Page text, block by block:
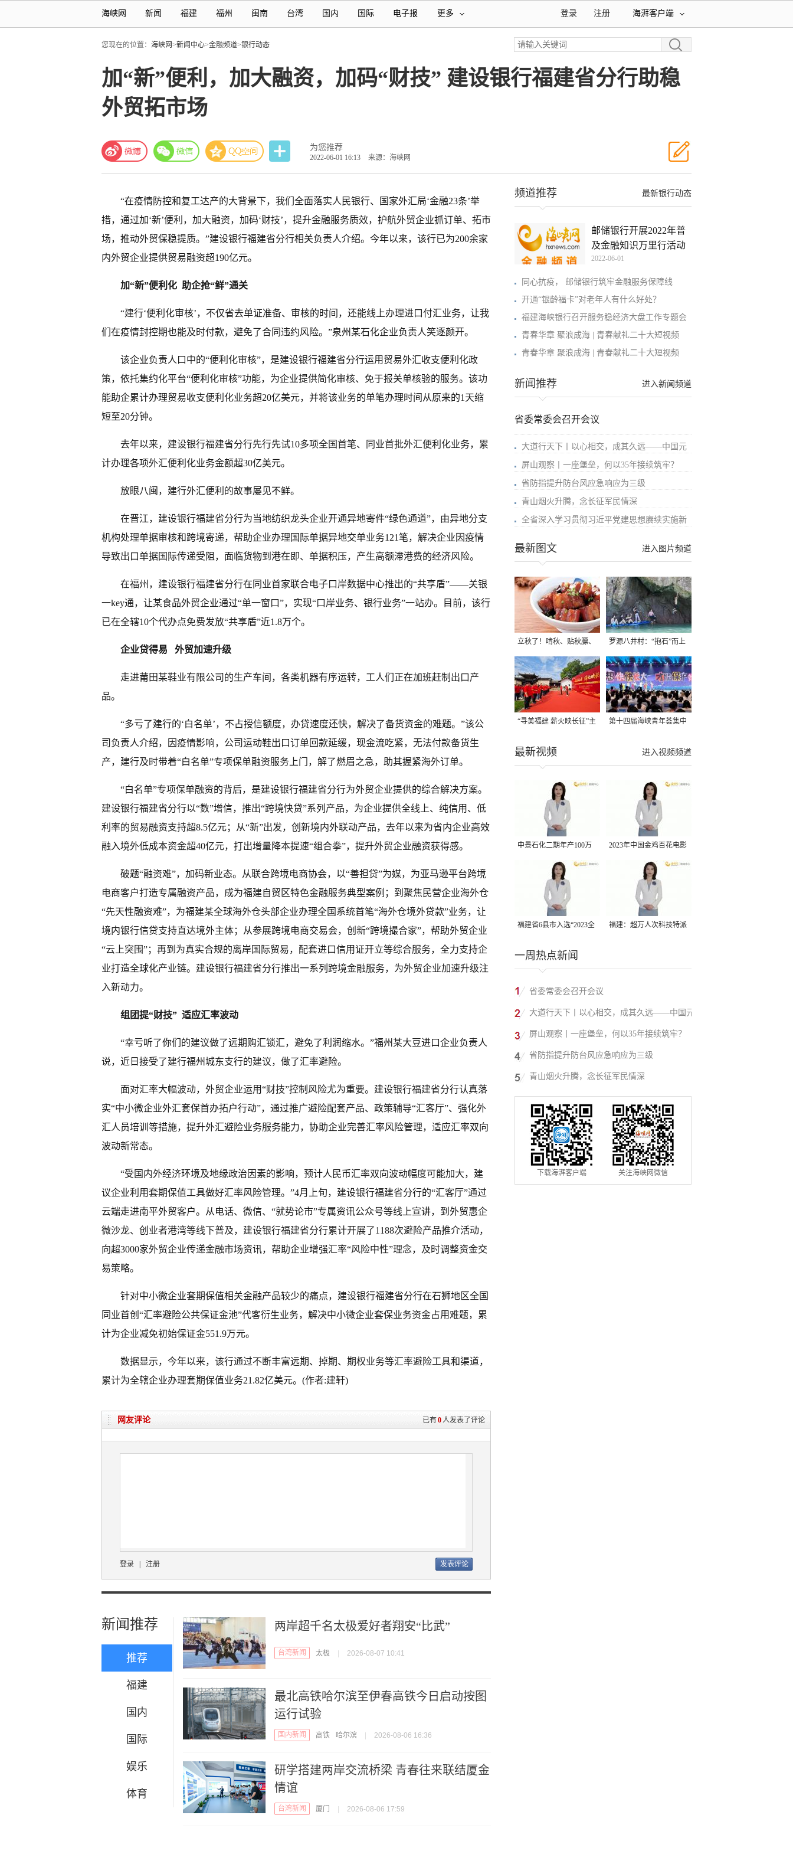
海峡网 新闻 福建 福州 闽南 台湾 国内 国际 电子报 更多 海湃客户端
注册
登录
您现在的位置： 海峡网>新闻中心>金融频道>银行动态
加“新”便利，加大融资，加码“财技” 建设银行福建省分行助稳
外贸拓市场
为您推荐
2022-06-01 16:13 来源：海峡网
“在疫情防控和复工达产的大背景下，我们全面落实人民银行、国家外汇局‘金融23条’举
措，通过加‘新’便利，加大融资，加码‘财技’，提升金融服务质效，护航外贸企业抓订单、拓市
场，推动外贸保稳提质。”建设银行福建省分行相关负责人介绍。今年以来，该行已为200余家
内外贸企业提供贸易融资超190亿元。
加“新”便利化 助企抢“鲜”通关
“建行‘便利化审核’，不仅省去单证准备、审核的时间，还能线上办理进口付汇业务，让我
们在疫情封控期也能及时付款，避免了合同违约风险。”泉州 某石化企业负责人笑逐颜开。
该企业负责人口中的“便利化审核”，是建设银行福建省分行运用贸易外汇收支便利化政
策，依托集约化平台“便利化审核”功能，为企业提供简化审核、免于报关单核验的服务。该功
能助企累计办理贸易收支便利化业务超20亿美元，并将该业务的单笔办理时间从原来的1天缩
短至20分钟。
去年以来，建设银行福建省分行先行先试10多项全国首笔、同业首批外汇便利化业务，累
计办理各项外汇便利化业务金额超30亿美元。
放眼八闽，建行外汇便利的故事屡见不鲜。
在晋江，建设银行福建省分行为当地纺织龙头企业开通异地寄件“绿色通道”，由异地分支
机构处理单据审核和跨境寄递，帮助企业办理国际单据异地交单业务121笔，解决企业因疫情
导致出口单据国际传递受阻，面临货物到港在即、单据积压，产生高额滞港费的经济风险。
在福州 ，建设银行福建省分行在同业首家联合电子口岸数据中心推出的“共享盾”——关银
一key通，让某食品外贸企业通过“单一窗口”，实现“口岸业务、银行业务”一站办。目前，该行
已在全辖10个代办点免费发放“共享盾”近1.8万个。
企业贷得易 外贸加速升级
走进莆田某鞋业有限公司的生产车间，各类机器有序运转，工人们正在加班赶制出口产
品。
“多亏了建行的‘白名单’，不占授信额度，办贷速度还快，解决了备货资金的难题。”该公
司负责人介绍，因疫情影响，公司运动鞋出口订单回款延缓，现金流吃紧，无法付款备货生
产，建行及时带着“白名单”专项保单融资服务上门，解了燃眉之急，助其握紧海外订单。
“白名单”专项保单融资的背后，是建设银行福建省分行为外贸企业提供的综合解决方案。
建设银行福建省分行以“数”增信，推出“跨境快贷”系列产品，为企业提供全线上、纯信用、低
利率的贸易融资支持超8.5亿元；从“新”出发，创新境内外联动产品，去年以来为省内企业高效
融入境外低成本资金超40亿元，打出增量降本提速“组合拳”，提升外贸企业融资获得感。
破题“融资难”，加码新业态。从联合跨境电商协会，以“善担贷”为媒，为亚马逊平台跨境
电商客户打造专属融资产品，成为福建自贸区特色金融服务典型案例；到聚焦民营企业海外仓
“先天性融资难”，为福建某全球海外仓头部企业办理全国系统首笔“海外仓境外贷款”业务，让
境内银行信贷支持直达境外主体；从参展跨境电商交易会，创新“跨境撮合家”，帮助外贸企业
“云上突围”；再到为真实合规的离岸国际贸易，配套进口信用证开立等综合服务，全力支持企
业打造全球化产业链。建设银行福建省分行推出一系列跨境金融服务，为外贸企业加速升级注
入新动力。
组团提“财技” 适应汇率波动
“幸亏听了你们的建议做了远期购汇锁汇，避免了利润缩水。”福州某大豆进口企业负责人
说，近日接受了建行福州城东支行的建议，做了汇率避险。
面对汇率大幅波动，外贸企业运用“财技”控制风险尤为重要。建设银行福建省分行认真落
实“中小微企业外汇套保首办拓户行动”，通过推广避险配套产品、政策辅导“汇客厅”、强化外
汇人员培训等措施，提升外汇避险业务服务能力，协助企业完善汇率风险管理，适应汇率双向
波动新常态。
“受国内外经济环境及地缘政治因素的影响，预计人民币汇率双向波动幅度可能加大，建
议企业利用套期保值工具做好汇率风险管理。”4月上旬，建设银行福建省分行的“汇客厅”通过
云端走进南平外贸客户。从电话、微信、“就势论市”专属资讯公众号等线上宣讲，到外贸惠企
微沙龙、创业者港湾等线下普及，建设银行福建省分行累计开展了1188次避险产品推介活动，
向超3000家外贸企业传递金融市场资讯，帮助企业增强汇率“风险中性”理念，及时调整资金交
易策略。
针对中小微企业套期保值相关金融产品较少的痛点，建设银行福建省分行在石狮地区全国
同业首创“汇率避险公共保证金池”代客衍生业务，解决中小微企业套保业务资金占用难题，累
计为企业减免初始保证金551.9万元。
数据显示，今年以来，该行通过不断丰富远期、掉期、期权业务等汇率避险工具和渠道，
累计为全辖企业办理套期保值业务21.82亿美元。(作者:建轩)
已有0人发表了评论
网友评论
登录 注册
新闻推荐
推荐
福建
国内
国际
娱乐
体育
两岸超千名太极爱好者翔安“比武”
台湾新闻 太极 2026-08-07 10:41
最北高铁哈尔滨至伊春高铁今日启动按图
运行试验
国内新闻 高铁 哈尔滨 2026-08-06 16:36
研学搭建两岸交流桥梁 青春往来联结厦金
情谊
台湾新闻 厦门 2026-08-06 17:59
最新银行动态
频道推荐
邮储银行开展2022年普
及金融知识万里行活动
2022-06-01
同心抗疫， 邮储银行筑牢金融服务保障线
开通“银龄福卡”对老年人有什么好处？
福建海峡银行召开服务稳经济大盘工作专题会
青春华章 聚浪成海 | 青春献礼二十大短视频
青春华章 聚浪成海 | 青春献礼二十大短视频
进入新闻频道
新闻推荐
省委常委会召开会议
大道行天下丨以心相交，成其久远——中国元
屏山观察丨一座堡垒，何以35年接续筑牢？
省防指提升防台风应急响应为三级
青山烟火升腾，念长征军民情深
全省深入学习贯彻习近平党建思想赓续实施新
进入图片频道
最新图文
立秋了！啃秋、贴秋膘、
晒秋，福建人这样过才够
味→
罗源八井村：“抱石”而上
“寻美福建 薪火映长征”主 第十四届海峡青年荟集中
进入视频频道
最新视频
中景石化二期年产100万
吨丙烷脱氢项目建成中交
2023年中国金鸡百花电影
节有福电影巡展31日启动
福建省6县市入选“2023全 福建：超万人次科技特派
一周热点新闻
省委常委会召开会议
大道行天下丨以心相交，成其久远——中国元
首外交的世界情怀与大国气派
屏山观察丨一座堡垒，何以35年接续筑牢？
省防指提升防台风应急响应为三级
青山烟火升腾，念长征军民情深
下载海湃客户端 关注海峡网微信